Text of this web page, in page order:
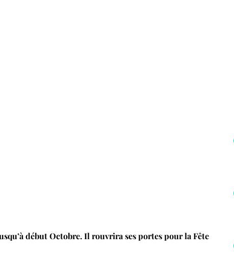
début Octobre. Il rouvrira ses portes pour la Fête